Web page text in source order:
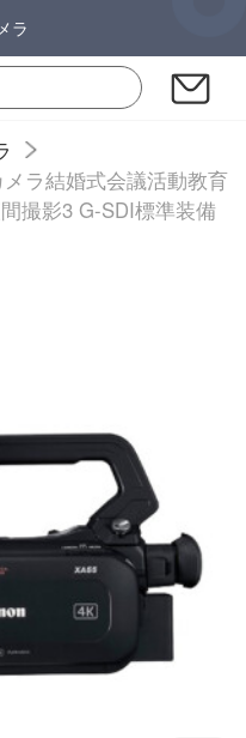
ラ
ラ結婚式会議活動教育
撮影3 G-SDI標準装備